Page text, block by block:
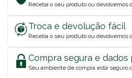
Receba o seu produto ou devolvemos
Troca e devolução fácil
Receba o seu produto ou devolvemos
Compra segura e
Seu ambiente de compra está seguro